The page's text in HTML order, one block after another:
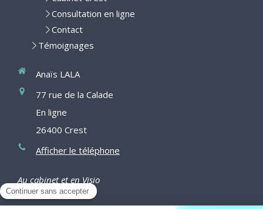
Consultation en ligne
Contact
Témoignages
Anaïs LALA
77 rue de la Calade
En ligne
26400 Crest
Afficher le téléphone
Au cabinet et en Visio